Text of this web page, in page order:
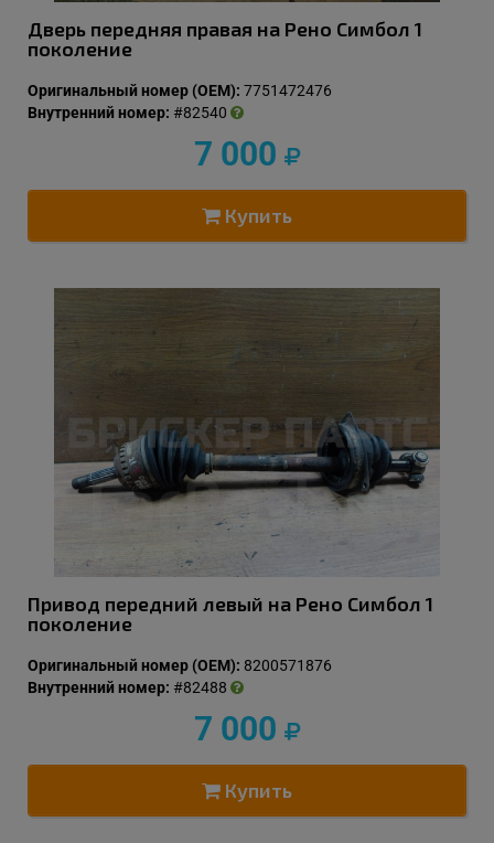
Дверь передняя правая на Рено Симбол 1
поколение
Оригинальный номер (OEM): 7751472476
Внутренний номер: #82540
7 000
Купить
Привод передний левый на Рено Симбол 1
поколение
Оригинальный номер (OEM): 8200571876
Внутренний номер: #82488
7 000
Купить